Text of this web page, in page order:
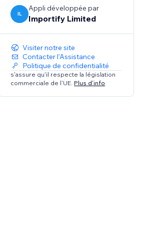
IL
Appli développée par
Importify Limited
Visiter notre site
Contacter l'Assistance
Politique de confidentialité
s'assure qu'il respecte la législation
commerciale de l'UE. Plus d'info